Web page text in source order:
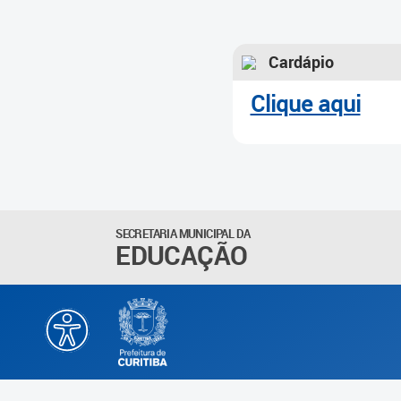
Cardápio
Clique aqui
SECRETARIA MUNICIPAL DA
EDUCAÇÃO